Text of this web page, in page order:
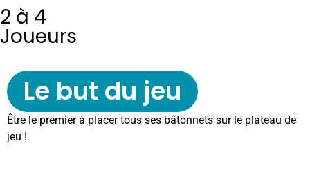
2 à 4
Joueurs
Le but du jeu
Être le premier à placer tous ses bâtonnets sur le plateau de
jeu !